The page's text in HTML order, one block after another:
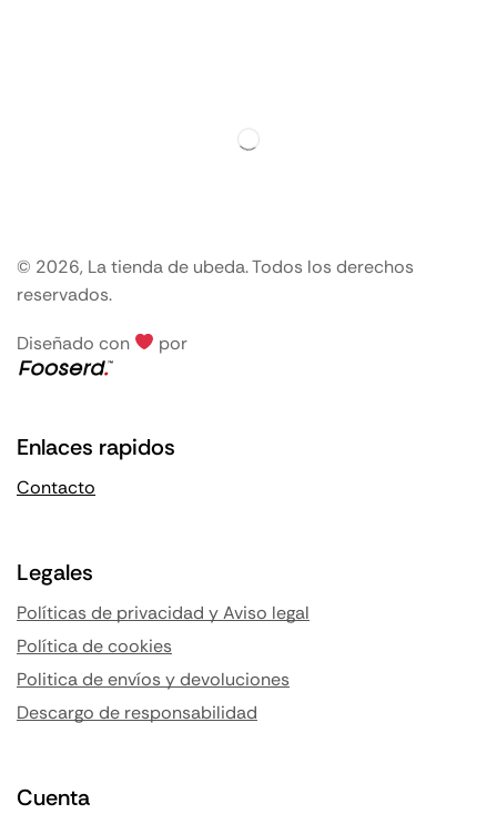
© 2026, La tienda de ubeda. Todos los derechos
reservados.
Diseñado con por
Enlaces rapidos
Contacto
Legales
Políticas de privacidad y Aviso legal
Política de cookies
Politica de envíos y devoluciones
Descargo de responsabilidad
Cuenta